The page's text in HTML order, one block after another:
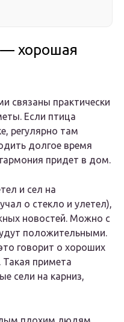
— хорошая
связаны практически
Если птица
регулярно там
долгое время
придет в дом.
и сел на
о стекло и улетел),
новостей. Можно с
положительными.
говорит о хороших
Такая примета
сели на карниз,